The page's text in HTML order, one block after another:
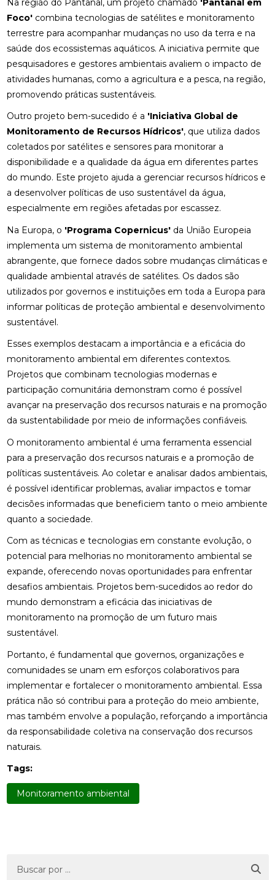
Na região do Pantanal, um projeto chamado 'Pantanal em
Foco'combina tecnologias de satélites e monitoramento
terrestre para acompanhar mudanças no uso da terra e na
saúde dos ecossistemas aquáticos. A iniciativa permite que
pesquisadores e gestores ambientais avaliem o impacto de
atividades humanas, como a agricultura e a pesca, na região,
promovendo práticas sustentáveis.
Outro projeto bem-sucedido é a 'Iniciativa Global de
Monitoramento de Recursos Hídricos', que utiliza dados
coletados por satélites e sensores para monitorar a
disponibilidade e a qualidade da água em diferentes partes
do mundo. Este projeto ajuda a gerenciar recursos hídricos e
a desenvolver políticas de uso sustentável da água,
especialmente em regiões afetadas por escassez.
Na Europa, o 'Programa Copernicus'da União Europeia
implementa um sistema de monitoramento ambiental
abrangente, que fornece dados sobre mudanças climáticas e
qualidade ambiental através de satélites. Os dados são
utilizados por governos e instituições em toda a Europa para
informar políticas de proteção ambiental e desenvolvimento
sustentável.
Esses exemplos destacam a importância e a eficácia do
monitoramento ambiental em diferentes contextos.
Projetos que combinam tecnologias modernas e
participação comunitária demonstram como é possível
avançar na preservação dos recursos naturais e na promoção
da sustentabilidade por meio de informações confiáveis.
O monitoramento ambiental é uma ferramenta essencial
para a preservação dos recursos naturais e a promoção de
políticas sustentáveis. Ao coletar e analisar dados ambientais,
é possível identificar problemas, avaliar impactos e tomar
decisões informadas que beneficiem tanto o meio ambiente
quanto a sociedade.
Com as técnicas e tecnologias em constante evolução, o
potencial para melhorias no monitoramento ambiental se
expande, oferecendo novas oportunidades para enfrentar
desafios ambientais. Projetos bem-sucedidos ao redor do
mundo demonstram a eficácia das iniciativas de
monitoramento na promoção de um futuro mais
sustentável.
Portanto, é fundamental que governos, organizações e
comunidades se unam em esforços colaborativos para
implementar e fortalecer o monitoramento ambiental. Essa
prática não só contribui para a proteção do meio ambiente,
mas também envolve a população, reforçando a importância
da responsabilidade coletiva na conservação dos recursos
naturais.
Tags:
Monitoramento ambiental